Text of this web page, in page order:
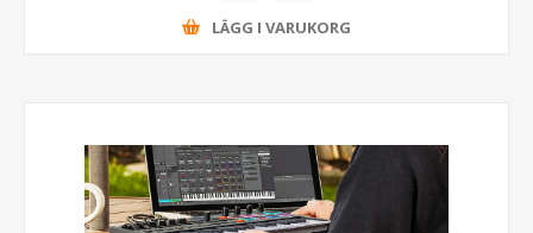
LÄGG I VARUKORG